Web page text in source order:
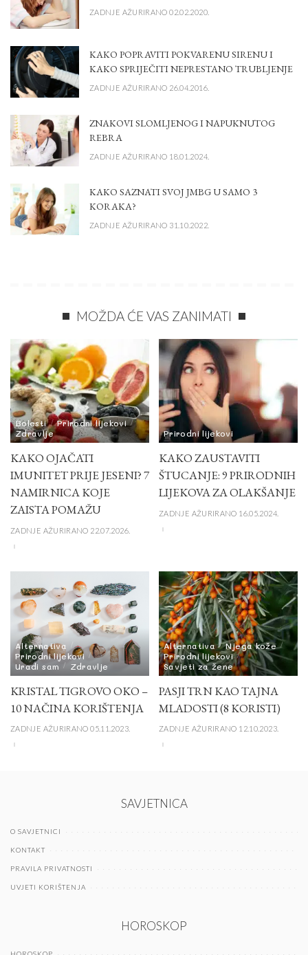
ZADNJE AŽURIRANO 02.02.2020.
KAKO POPRAVITI POKVARENU SIRENU I
KAKO SPRIJEČITI NEPRESTANO TRUBLJENJE
ZADNJE AŽURIRANO 26.04.2016.
ZNAKOVI SLOMLJENOG I NAPUKNUTOG
REBRA
ZADNJE AŽURIRANO 18.01.2024.
KAKO SAZNATI SVOJ JMBG U SAMO 3
KORAKA?
ZADNJE AŽURIRANO 31.10.2022.
MOŽDA ĆE VAS ZANIMATI
Bolesti
Prirodni lijekovi
Zdravlje
KAKO OJAČATI
IMUNITET PRIJE JESENI? 7
NAMIRNICA KOJE
ZAISTA POMAŽU
ZADNJE AŽURIRANO 22.07.2026.
Prirodni lijekovi
KAKO ZAUSTAVITI
ŠTUCANJE: 9 PRIRODNIH
LIJEKOVA ZA OLAKŠANJE
ZADNJE AŽURIRANO 16.05.2024.
Alternativa
Prirodni lijekovi
Uradi sam
Zdravlje
KRISTAL TIGROVO OKO –
10 NAČINA KORIŠTENJA
ZADNJE AŽURIRANO 05.11.2023.
Alternativa
Njega kože
Prirodni lijekovi
Savjeti za žene
PASJI TRN KAO TAJNA
MLADOSTI (8 KORISTI)
ZADNJE AŽURIRANO 12.10.2023.
SAVJETNICA
O SAVJETNICI
KONTAKT
PRAVILA PRIVATNOSTI
UVJETI KORIŠTENJA
HOROSKOP